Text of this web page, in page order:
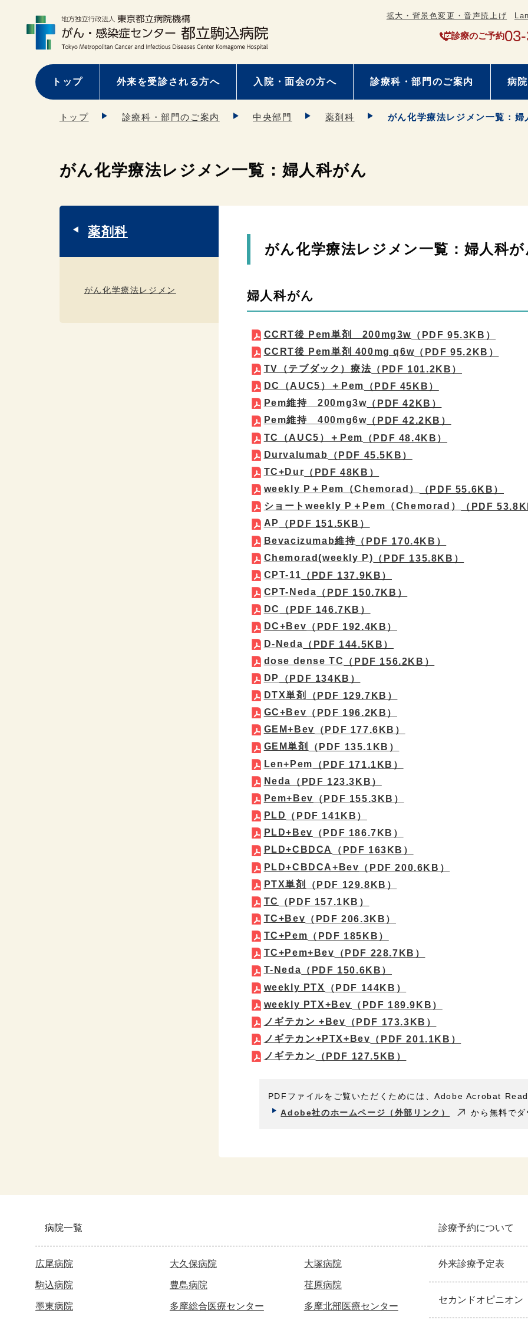
拡大・背景色変更・音声読上げ
診療のご予約
トップ 外来を受診される方へ 入院・面会の方へ 診療科・部門のご案内 病
トップ 診療科・部門のご案内 中央部門 薬剤科 がん化学療法レジメン一覧：婦
がん化学療法レジメン一覧：婦人科がん
がん化学療法レジメン一覧：婦人科
婦人科がん
CCRT後 Pem単剤 200mg3w （PDF 95.3KB）
CCRT後 Pem単剤 400mg q6w （PDF 95.2KB）
TV（テブダック）療法 （PDF 101.2KB）
DC（AUC5）＋Pem
（PDF 45KB）
Pem維持 200mg3w （PDF 42KB）
Pem維持 400mg6w （PDF 42.2KB）
TC（AUC5）＋Pem
（PDF 48.4KB）
Durvalumab
（PDF 45.5KB）
TC+Dur （PDF 48KB）
weekly P＋Pem（Chemorad）
（PDF 55.6KB）
ショートweekly P＋Pem（Chemorad）
（PDF
AP
（PDF 151.5KB）
Bevacizumab維持 （PDF 170.4KB）
Chemorad(weekly P) （PDF 135.8KB）
CPT-11 （PDF 137.9KB）
CPT-Neda （PDF 150.7KB）
DC
（PDF 146.7KB）
DC+Bev （PDF 192.4KB）
D-Neda （PDF 144.5KB）
dose dense TC
（PDF 156.2KB）
DP
（PDF 134KB）
DTX単剤
（PDF 129.7KB）
GC+Bev （PDF 196.2KB）
GEM+Bev
（PDF 177.6KB）
GEM単剤
（PDF 135.1KB）
Len+Pem
（PDF 171.1KB）
Neda
（PDF 123.3KB）
Pem+Bev
（PDF 155.3KB）
PLD
（PDF 141KB）
PLD+Bev
（PDF 186.7KB）
PLD+CBDCA
（PDF 163KB）
PLD+CBDCA+Bev （PDF 200.6KB）
PTX単剤
（PDF 129.8KB）
TC
（PDF 157.1KB）
TC+Bev （PDF 206.3KB）
TC+Pem （PDF 185KB）
TC+Pem+Bev （PDF 228.7KB）
T-Neda （PDF 150.6KB）
weekly PTX
（PDF 144KB）
weekly PTX+Bev
（PDF 189.9KB）
ノギテカン +Bev （PDF 173.3KB）
ノギテカン+PTX+Bev （PDF 201.1KB）
ノギテカン （PDF 127.5KB）
PDFファイルをご覧いただくためには、Adobe Acrobat
Adobe社のホームページ（外部リンク）
から無料で
薬剤科
がん化学療法レジメン
病院一覧
広尾病院 大久保病院 大塚病院
駒込病院 豊島病院 荏原病院
墨東病院 多摩総合医療センター 多摩北部医療センター
診療予約について
外来診療予定表
セカンドオピニオン